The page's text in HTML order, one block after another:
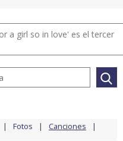
a girl so in love' es el tercer
Fotos Canciones